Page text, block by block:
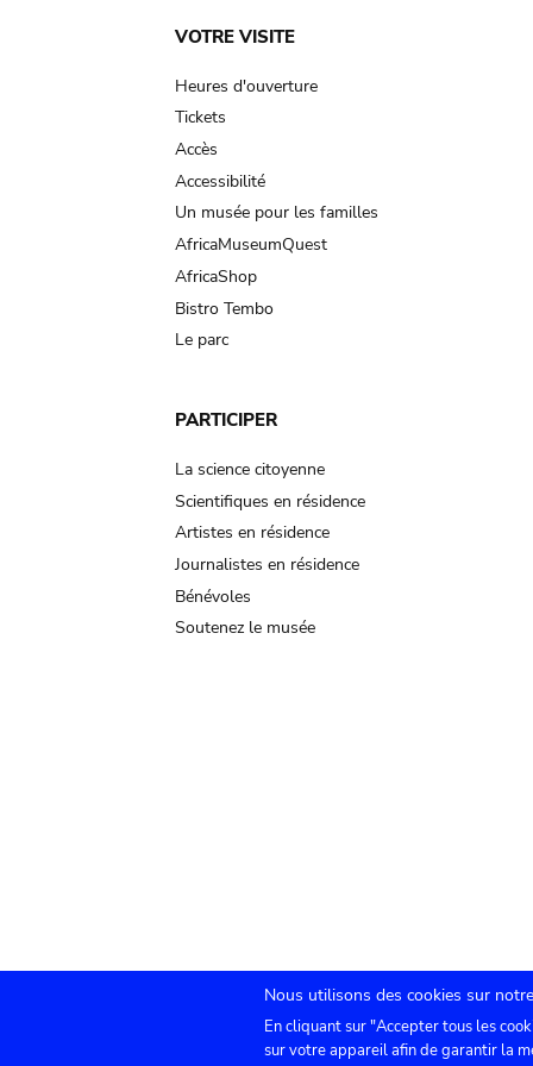
Main
navigation
VOTRE VISITE
Heures d'ouverture
Tickets
Accès
Accessibilité
Un musée pour les familles
AfricaMuseumQuest
AfricaShop
Bistro Tembo
Le parc
PARTICIPER
La science citoyenne
Scientifiques en résidence
Artistes en résidence
Journalistes en résidence
Bénévoles
Soutenez le musée
Agenda Presse Location de
Nous utilisons des cookies sur
En cliquant sur "Accepter tous les
sur votre appareil afin de garantir la